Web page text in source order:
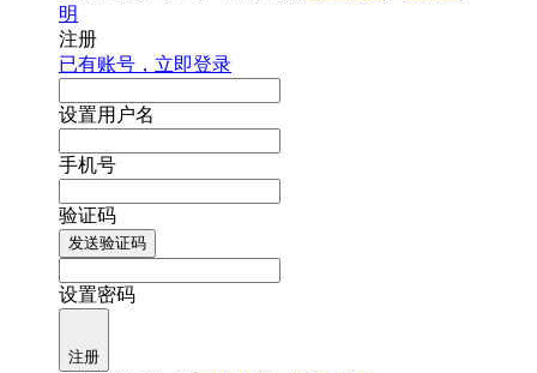
明
注册
已有账号，立即登录
设置用户名
手机号
验证码
发送验证码
设置密码
注册